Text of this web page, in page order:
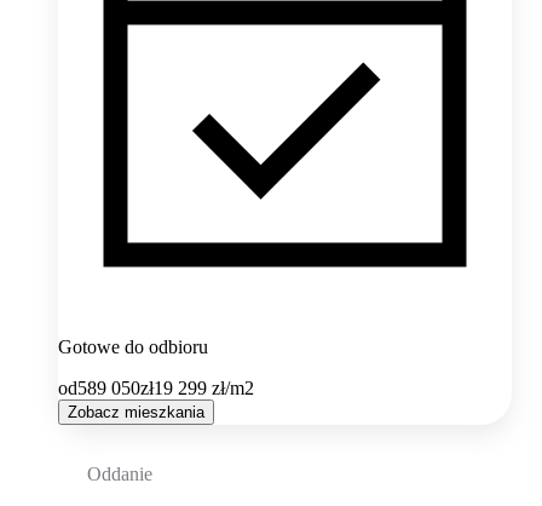
Gotowe do odbioru
od589 050zł19 299 zł/m2
Zobacz mieszkania
Oddanie